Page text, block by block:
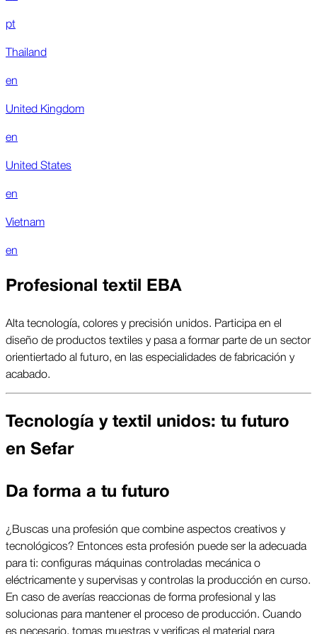
pt
Thailand
en
United Kingdom
en
United States
en
Vietnam
en
Profesional textil EBA
Alta tecnología, colores y precisión unidos. Participa en el
diseño de productos textiles y pasa a formar parte de un sector
orientiertado al futuro, en las especialidades de fabricación y
acabado.
Tecnología y textil unidos: tu futuro
en Sefar
Da forma a tu futuro
¿Buscas una profesión que combine aspectos creativos y
tecnológicos? Entonces esta profesión puede ser la adecuada
para ti: configuras máquinas controladas mecánica o
eléctricamente y supervisas y controlas la producción en curso.
En caso de averías reaccionas de forma profesional y las
solucionas para mantener el proceso de producción. Cuando
es necesario, tomas muestras y verificas el material para